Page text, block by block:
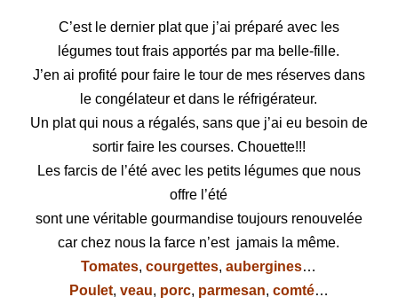
C’est le dernier plat que j’ai préparé avec les
légumes tout fraisapportés par ma belle-fille.
J’en ai profité pour faire le tour de mes réserves dans
le congélateur et dans le réfrigérateur.
Un plat qui nous a régalés, sans que j’ai eu besoin de
sortir faire les courses. Chouette!!!
Les farcis de l’été avec les petits légumes que nous
offre l’été
sont une véritable gourmandise toujours renouvelée
car chez nous la farce n’est jamais la même.
Tomates,courgettes,aubergines…
Poulet, veau, porc, parmesan, comté…